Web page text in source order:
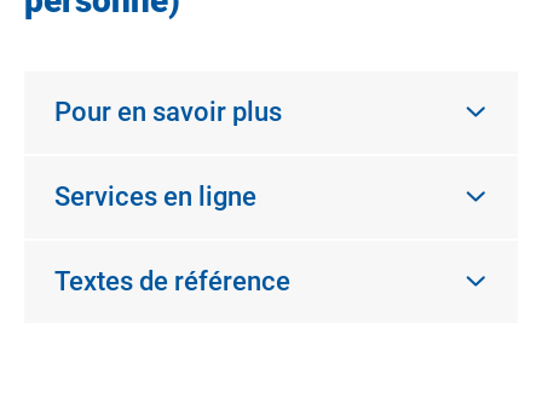
Pour en savoir plus
Services en ligne
Textes de référence